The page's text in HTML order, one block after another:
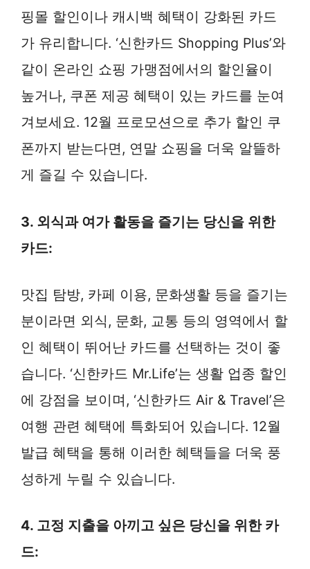
핑몰 할인이나 캐시백 혜택이 강화된 카드
가 유리합니다. ‘신한카드 Shopping Plus’와
같이 온라인 쇼핑 가맹점에서의 할인율이
높거나, 쿠폰 제공 혜택이 있는 카드를 눈여
겨보세요. 12월 프로모션으로 추가 할인 쿠
폰까지 받는다면, 연말 쇼핑을 더욱 알뜰하
게 즐길 수 있습니다.
3. 외식과 여가 활동을 즐기는 당신을 위한
카드:
맛집 탐방, 카페 이용, 문화생활 등을 즐기는
분이라면 외식, 문화, 교통 등의 영역에서 할
인 혜택이 뛰어난 카드를 선택하는 것이 좋
습니다. ‘신한카드 Mr.Life’는 생활 업종 할인
에 강점을 보이며, ‘신한카드 Air & Travel’은
여행 관련 혜택에 특화되어 있습니다. 12월
발급 혜택을 통해 이러한 혜택들을 더욱 풍
성하게 누릴 수 있습니다.
4. 고정 지출을 아끼고 싶은 당신을 위한 카
드: